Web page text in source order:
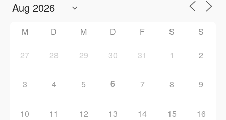
M D M D F S S
27 28 29 30 31 1 2
3 4 5 6 7 8 9
10 11 12 13 14 15 16